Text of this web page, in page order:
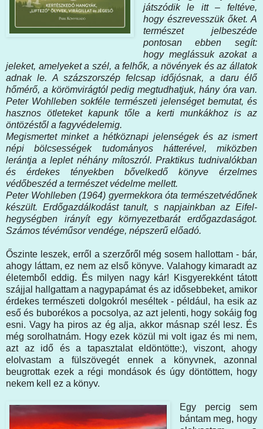
játszódik le itt – feltéve,
hogy észrevesszük őket. A
természet jelbeszéde
pontosan ebben segít:
hogy meglássuk azokat a
jeleket, amelyeket a szél, a felhők, a növények és az állatok
adnak le. A százszorszép felcsap időjósnak, a daru élő
hőmérő, a körömvirágtól pedig megtudhatjuk, hány óra van.
Peter Wohlleben sokféle természeti jelenséget bemutat, és
hasznos ötleteket kapunk tőle a kerti munkákhoz is az
öntözéstől a fagyvédelemig.
Megismertet minket a hétköznapi jelenségek és az ismert
népi bölcsességek tudományos hátterével, miközben
lerántja a leplet néhány mítoszról. Praktikus tudnivalókban
és érdekes tényekben bővelkedő könyve érzelmes
védőbeszéd a természet védelme mellett.
Peter Wohlleben (1964) gyermekkora óta természetvédőnek
készült. Erdőgazdálkodást tanult, s napjainkban az Eifel-
hegységben irányít egy környezetbarát erdőgazdaságot.
Számos tévéműsor vendége, népszerű előadó.
Őszinte leszek, erről a szerzőről még sosem hallottam - bár,
ahogy láttam, ez nem az első könyve. Valahogy kimaradt az
életemből eddig. És milyen nagy kár! Kisgyerekként tátott
szájjal hallgattam a nagypapámat és az idősebbeket, amikor
érdekes természeti dolgokról meséltek - például, ha esik az
eső és buborékos a pocsolya, az azt jelenti, hogy sokáig fog
esni. Vagy ha piros az ég alja, akkor másnap szél lesz. És
még sorolhatnám. Hogy ezek közül mi volt igaz és mi nem,
azt az idő és a tapasztalat eldöntötte:), viszont, ahogy
elolvastam a fülszövegét ennek a könyvnek, azonnal
beugrottak ezek a régi mondások és úgy döntöttem, hogy
nekem kell ez a könyv.
Egy percig sem
bántam meg, hogy